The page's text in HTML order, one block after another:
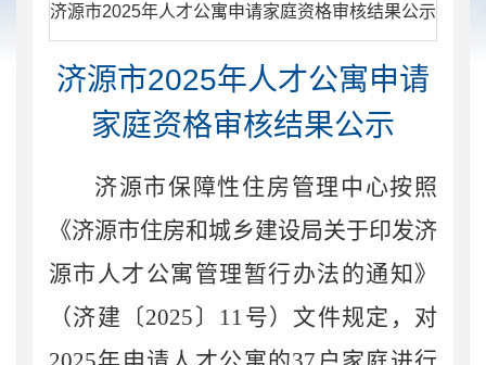
​ 济源市2025年人才公寓申请家庭资格审核结果公示
济源市2025年人才公寓申请
家庭资格审核结果公示
济源市保障性住房管理中心按照
《济源市住房和城乡建设局关于印发济
源市人才公寓管理暂行办法的通知》
（济建〔2025〕11号）文件规定，对